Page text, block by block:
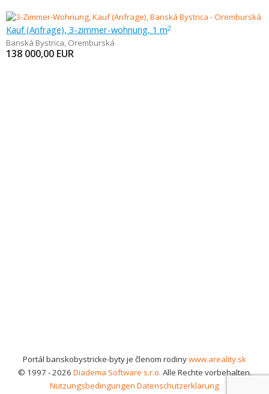
Kauf (Anfrage), 3-zimmer-wohnung, 1 m2
Banská Bystrica, Oremburská
138 000,00 EUR
Portál banskobystricke-byty je členom rodinywww.areality.sk
© 1997 - 2026 Diadema Software s.r.o. Alle Rechte vorbehalten.
Nutzungsbedingungen Datenschutzerklärung